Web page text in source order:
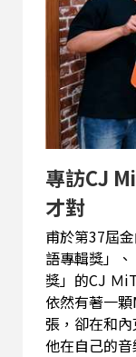
專訪CJ
才對
甫於第37屆
語專輯獎」
獎」的CJ Ｍ
依然有著一
張，卻在和
他在自己的音樂世界裡